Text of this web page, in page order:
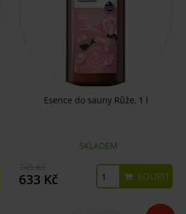
Esence do sauny Růže, 1 l
SKLADEM
633 Kč KOUPIT